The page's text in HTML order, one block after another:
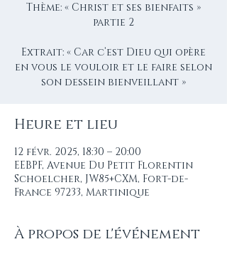
Thème: « Christ et ses bienfaits »
partie 2
Extrait: « Car c’est Dieu qui opère
en vous le vouloir et le faire selon
son dessein bienveillant »
Heure et lieu
12 févr. 2025, 18:30 – 20:00
EEBPF, Avenue Du Petit Florentin
Schoelcher, JW85+CXM, Fort-de-
France 97233, Martinique
À propos de l'événement